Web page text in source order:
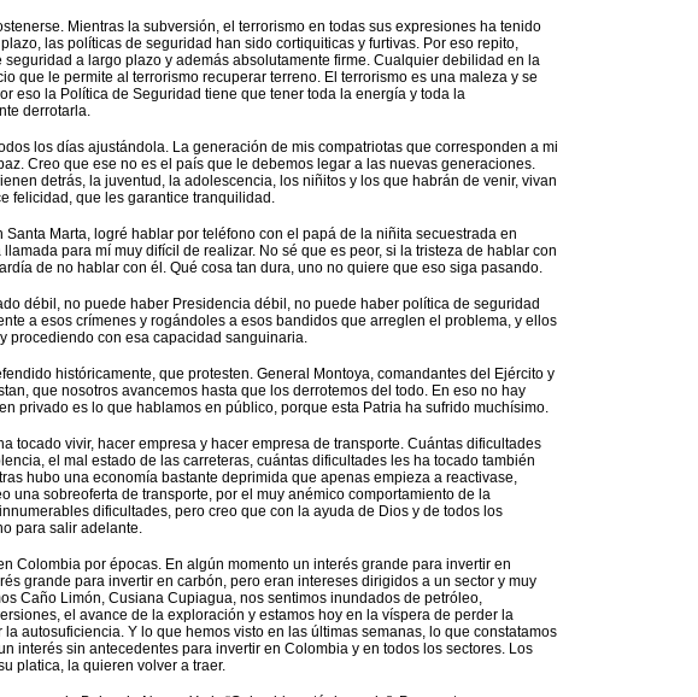
Mientras la subversión, el terrorismo en todas sus expresiones ha tenido
las políticas de seguridad han sido cortiquiticas y furtivas. Por eso repito,
a largo plazo y además absolutamente firme. Cualquier debilidad en la
que le permite al terrorismo recuperar terreno. El terrorismo es una maleza y se
eso la Política de Seguridad tiene que tener toda la energía y toda la
derrotarla.
los días ajustándola. La generación de mis compatriotas que corresponden a mi
Creo que ese no es el país que le debemos legar a las nuevas generaciones.
detrás, la juventud, la adolescencia, los niñitos y los que habrán de venir, vivan
felicidad, que les garantice tranquilidad.
Marta, logré hablar por teléfono con el papá de la niñita secuestrada en
para mí muy difícil de realizar. No sé que es peor, si la tristeza de hablar con
de no hablar con él. Qué cosa tan dura, uno no quiere que eso siga pasando.
débil, no puede haber Presidencia débil, no puede haber política de seguridad
a esos crímenes y rogándoles a esos bandidos que arreglen el problema, y ellos
procediendo con esa capacidad sanguinaria.
históricamente, que protesten. General Montoya, comandantes del Ejército y
que nosotros avancemos hasta que los derrotemos del todo. En eso no hay
privado es lo que hablamos en público, porque esta Patria ha sufrido muchísimo.
tocado vivir, hacer empresa y hacer empresa de transporte. Cuántas dificultades
el mal estado de las carreteras, cuántas dificultades les ha tocado también
hubo una economía bastante deprimida que apenas empieza a reactivase,
una sobreoferta de transporte, por el muy anémico comportamiento de la
dificultades, pero creo que con la ayuda de Dios y de todos los
para salir adelante.
Colombia por épocas. En algún momento un interés grande para invertir en
grande para invertir en carbón, pero eran intereses dirigidos a un sector y muy
Caño Limón, Cusiana Cupiagua, nos sentimos inundados de petróleo,
el avance de la exploración y estamos hoy en la víspera de perder la
autosuficiencia. Y lo que hemos visto en las últimas semanas, lo que constatamos
interés sin antecedentes para invertir en Colombia y en todos los sectores. Los
platica, la quieren volver a traer.